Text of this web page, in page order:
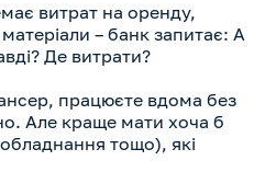
витрат на оренду,
– банк запитає: А
Де витрати?
працюєте вдома без
Але краще мати хоча б
обладнання тощо), які